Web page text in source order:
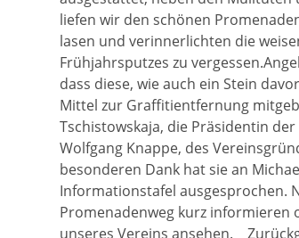
liefen wir den schönen
lasen und verinnerlichten die
Frühjahrsputzes zu
dass diese, wie auch ein Stein
Mittel zur Graffitientfernung
Tschistowskaja, die Präsidentin
Wolfgang Knappe, des
besonderen Dank hat sie an
Informationstafel ausgesprochen.
Promenadenweg kurz informieren
unseres Vereins ansehen.